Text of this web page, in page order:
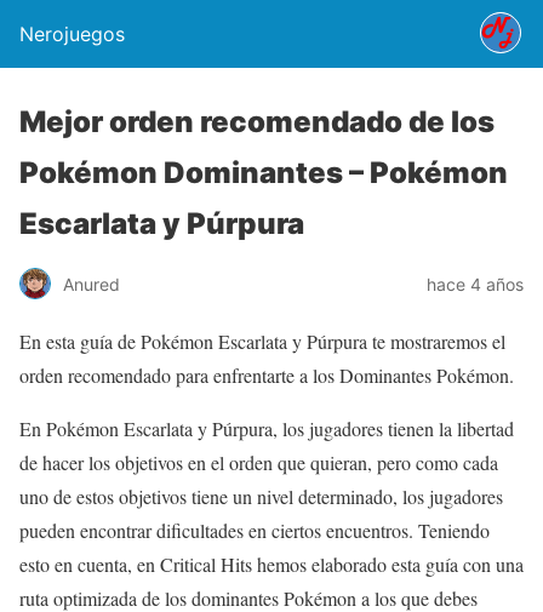
Nerojuegos
Mejor orden recomendado de los
Pokémon Dominantes – Pokémon
Escarlata y Púrpura
Anured hace 4 años
En esta guía de Pokémon Escarlata y Púrpura te mostraremos el
orden recomendado para enfrentarte a los Dominantes Pokémon.
En Pokémon Escarlata y Púrpura, los jugadores tienen la libertad
de hacer los objetivos en el orden que quieran, pero como cada
uno de estos objetivos tiene un nivel determinado, los jugadores
pueden encontrar dificultades en ciertos encuentros. Teniendo
esto en cuenta, en Critical Hits hemos elaborado esta guía con una
ruta optimizada de los dominantes Pokémon a los que debes